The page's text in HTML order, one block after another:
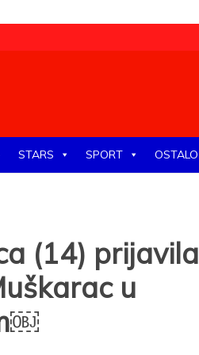
STARS SPORT OSTALO
(14) prijavila
u